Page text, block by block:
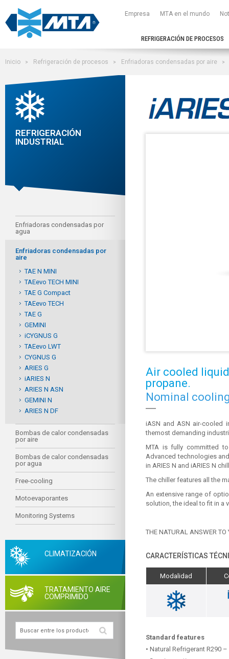
REFRIGERACIÓN DE PROCESOS
Empresa MTA en el mundo
Inicio Refrigeración de procesos Enfriadoras condensadas por aire
REFRIGERACIÓN
INDUSTRIAL
Enfriadoras condensadas por
agua
Enfriadoras condensadas por
aire
TAE N MINI
TAEevo TECH MINI
TAE G Compact
TAEevo TECH
TAE G
GEMINI
iCYGNUS G
TAEevo LWT
CYGNUS G
ARIES G
iARIES N
ARIES N ASN
GEMINI N
ARIES N DF
Bombas de calor condensadas
por aire
Bombas de calor condensadas
por agua
Free-cooling
Motoevaporantes
Monitoring Systems
CLIMATIZACIÓN
TRATAMIENTO AIRE
COMPRIMIDO
Air cooled
propane.
Nominal
iASN and ASN air-cooled
themost demanding
MTA is fully committed
Advanced technologies
in ARIES N and iARIES N
The chiller features all the
An extensive range of
solution, the ideal to fit in a
THE NATURAL ANSWER TO
CARACTERÍSTICAS
Modalidad
Standard features
• Natural Refrigerant R290